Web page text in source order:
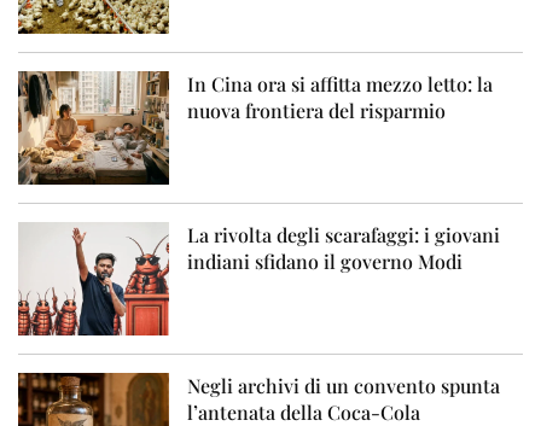
In Cina ora si affitta mezzo letto: la
nuova frontiera del risparmio
La rivolta degli scarafaggi: i giovani
indiani sfidano il governo Modi
Negli archivi di un convento spunta
l’antenata della Coca-Cola